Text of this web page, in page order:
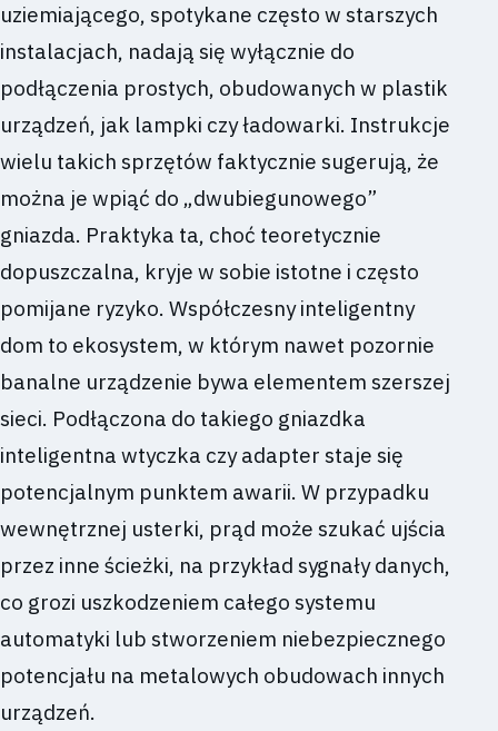
uziemiającego, spotykane często w starszych
instalacjach, nadają się wyłącznie do
podłączenia prostych, obudowanych w plastik
urządzeń, jak lampki czy ładowarki. Instrukcje
wielu takich sprzętów faktycznie sugerują, że
można je wpiąć do „dwubiegunowego”
gniazda. Praktyka ta, choć teoretycznie
dopuszczalna, kryje w sobie istotne i często
pomijane ryzyko. Współczesny inteligentny
dom to ekosystem, w którym nawet pozornie
banalne urządzenie bywa elementem szerszej
sieci. Podłączona do takiego gniazdka
inteligentna wtyczka czy adapter staje się
potencjalnym punktem awarii. W przypadku
wewnętrznej usterki, prąd może szukać ujścia
przez inne ścieżki, na przykład sygnały danych,
co grozi uszkodzeniem całego systemu
automatyki lub stworzeniem niebezpiecznego
potencjału na metalowych obudowach innych
urządzeń.